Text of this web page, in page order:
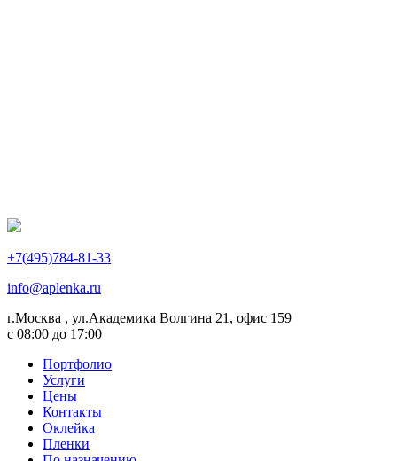
+7(495)784-81-33
info@aplenka.ru
г.Москва , ул.Академика Волгина 21, офис 159
с 08:00 до 17:00
Портфолио
Услуги
Цены
Контакты
Оклейка
Пленки